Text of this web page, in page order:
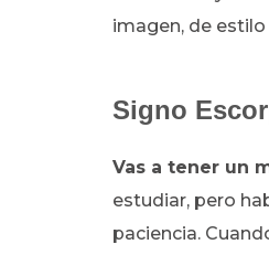
imagen, de
Signo
Vas a tener un
estudiar, pero
paciencia.